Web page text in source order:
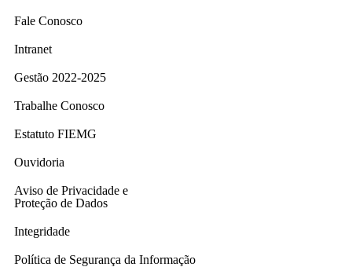
Fale Conosco
Intranet
Gestão 2022-2025
Trabalhe Conosco
Estatuto FIEMG
Ouvidoria
Aviso de Privacidade e
Proteção de Dados
Integridade
Política de Segurança da Informação